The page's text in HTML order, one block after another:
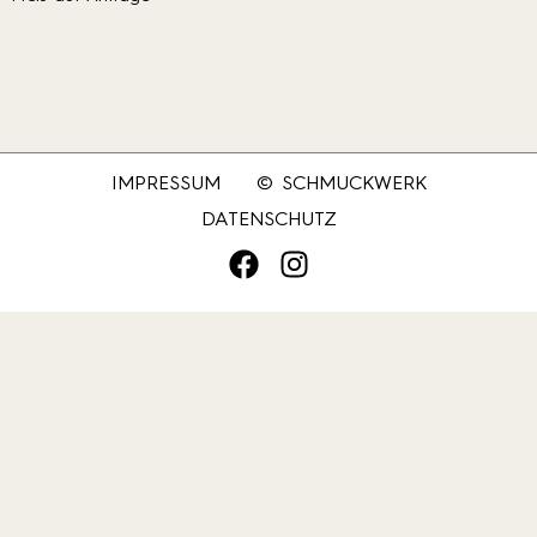
IMPRESSUM
© SCHMUCKWERK
DATENSCHUTZ